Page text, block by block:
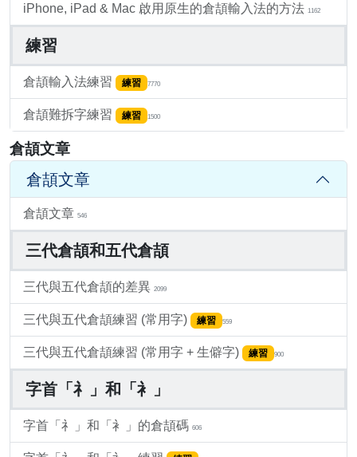
iPhone, iPad & Mac 啟用原生的倉頡輸入法的方法 1162
練習
倉頡輸入法練習 練習 7770
倉頡難拆字練習 練習 1500
倉頡文章
倉頡文章
倉頡文章 546
三代倉頡和五代倉頡
三代與五代倉頡的差異 2099
三代與五代倉頡練習 (常用字) 練習 559
三代與五代倉頡練習 (常用字 + 生僻字) 練習 900
字首「礻」和「衤」
字首「礻」和「衤」的倉頡碼 606